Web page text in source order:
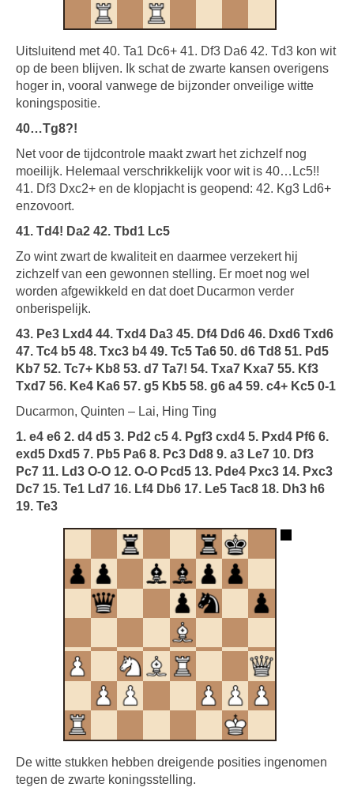
Uitsluitend met 40. Ta1 Dc6+ 41. Df3 Da6 42. Td3 kon wit
op de been blijven. Ik schat de zwarte kansen overigens
hoger in, vooral vanwege de bijzonder onveilige witte
koningspositie.
40…Tg8?!
Net voor de tijdcontrole maakt zwart het zichzelf nog
moeilijk. Helemaal verschrikkelijk voor wit is 40…Lc5!!
41. Df3 Dxc2+ en de klopjacht is geopend: 42. Kg3 Ld6+
enzovoort.
41. Td4! Da2 42. Tbd1 Lc5
Zo wint zwart de kwaliteit en daarmee verzekert hij
zichzelf van een gewonnen stelling. Er moet nog wel
worden afgewikkeld en dat doet Ducarmon verder
onberispelijk.
43. Pe3 Lxd4 44. Txd4 Da3 45. Df4 Dd6 46. Dxd6 Txd6
47. Tc4 b5 48. Txc3 b4 49. Tc5 Ta6 50. d6 Td8 51. Pd5
Kb7 52. Tc7+ Kb8 53. d7 Ta7! 54. Txa7 Kxa7 55. Kf3
Txd7 56. Ke4 Ka6 57. g5 Kb5 58. g6 a4 59. c4+ Kc5 0-1
Ducarmon, Quinten – Lai, Hing Ting
1. e4 e6 2. d4 d5 3. Pd2 c5 4. Pgf3 cxd4 5. Pxd4 Pf6 6.
exd5 Dxd5 7. Pb5 Pa6 8. Pc3 Dd8 9. a3 Le7 10. Df3
Pc7 11. Ld3 O-O 12. O-O Pcd5 13. Pde4 Pxc3 14. Pxc3
Dc7 15. Te1 Ld7 16. Lf4 Db6 17. Le5 Tac8 18. Dh3 h6
19. Te3
De witte stukken hebben dreigende posities ingenomen
tegen de zwarte koningsstelling.